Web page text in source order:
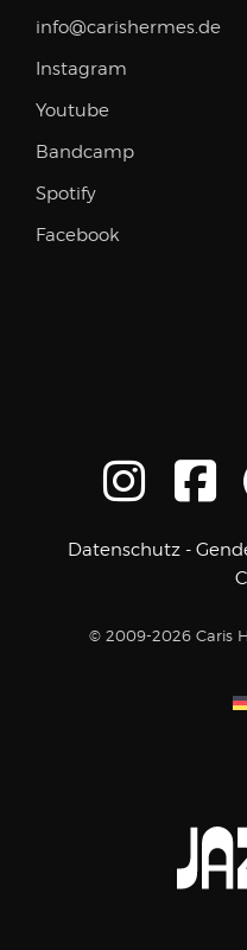
info@carishermes.de
Instagram
Youtube
Bandcamp
Spotify
Facebook
Datenschutz -
© 2009-2026 Caris